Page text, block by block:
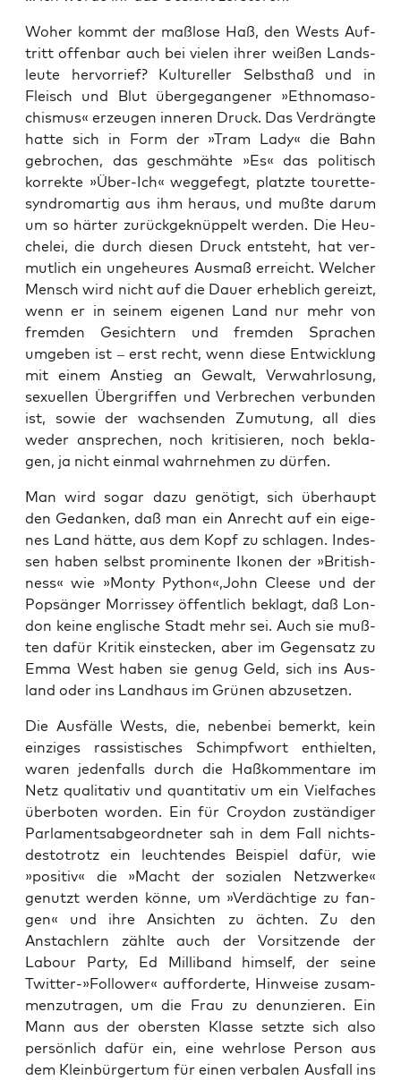
Woher kommt der maß­lo­se Haß, den Wests Auf­
tritt offen­bar auch bei vie­len ihrer wei­ßen Lands­
leu­te her­vor­rief? Kul­tu­rel­ler Selbst­haß und in
Fleisch und Blut über­ge­gan­ge­ner »Eth­no­ma­so­
chis­mus« erzeu­gen inne­ren Druck. Das Ver­dräng­te
hat­te sich in Form der »Tram Lady« die Bahn
gebro­chen, das geschmäh­te »Es« das poli­tisch
kor­rek­te »Über-Ich« weg­ge­fegt, platz­te tour­et­te­
syn­drom­ar­tig aus ihm her­aus, und muß­te dar­um
um so här­ter zurück­ge­knüp­pelt wer­den. Die Heu­
che­lei, die durch die­sen Druck ent­steht, hat ver­
mut­lich ein unge­heu­res Aus­maß erreicht. Wel­cher
Mensch wird nicht auf die Dau­er erheb­lich gereizt,
wenn er in sei­nem eige­nen Land nur mehr von
frem­den Gesich­tern und frem­den Spra­chen
umge­ben ist – erst recht, wenn die­se Ent­wick­lung
mit einem Anstieg an Gewalt, Ver­wahr­lo­sung,
sexu­el­len Über­grif­fen und Ver­bre­chen ver­bun­den
ist, sowie der wach­sen­den Zumu­tung, all dies
weder anspre­chen, noch kri­ti­sie­ren, noch bekla­
gen, ja nicht ein­mal wahr­neh­men zu dürfen.
Man wird sogar dazu genö­tigt, sich über­haupt
den Gedan­ken, daß man ein Anrecht auf ein eige­
nes Land hät­te, aus dem Kopf zu schla­gen. Indes­
sen haben selbst pro­mi­nen­te Iko­nen der »Bri­tish­
ness« wie »Mon­ty Python«,John Clee­se und der
Pop­sän­ger Mor­ris­sey öffent­lich beklagt, daß Lon­
don kei­ne eng­li­sche Stadt mehr sei. Auch sie muß­
ten dafür Kri­tik ein­ste­cken, aber im Gegen­satz zu
Emma West haben sie genug Geld, sich ins Aus­
land oder ins Land­haus im Grü­nen abzusetzen.
Die Aus­fäl­le Wests, die, neben­bei bemerkt, kein
ein­zi­ges ras­sis­ti­sches Schimpf­wort ent­hiel­ten,
waren jeden­falls durch die Haß­kom­men­ta­re im
Netz qua­li­ta­tiv und quan­ti­ta­tiv um ein Viel­fa­ches
über­bo­ten wor­den. Ein für Croy­don zustän­di­ger
Par­la­ments­ab­ge­ord­ne­ter sah in dem Fall nichts­
des­to­trotz ein leuch­ten­des Bei­spiel dafür, wie
»posi­tiv« die »Macht der sozia­len Netz­wer­ke«
genutzt wer­den kön­ne, um »Ver­däch­ti­ge zu fan­
gen« und ihre Ansich­ten zu äch­ten. Zu den
Anstach­lern zähl­te auch der Vor­sit­zen­de der
Labour Par­ty, Ed Mil­li­band hims­elf, der sei­ne
Twitter-»Follower« auf­for­der­te, Hin­wei­se zusam­
men­zu­tra­gen, um die Frau zu denun­zie­ren. Ein
Mann aus der obers­ten Klas­se setz­te sich also
per­sön­lich dafür ein, eine wehr­lo­se Per­son aus
dem Klein­bür­ger­tum für einen ver­ba­len Aus­fall ins